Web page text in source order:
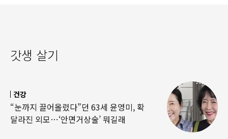
갓생 살기
건강
“눈까지 끌어올렸다”던 63세 윤영미, 확
달라진 외모…‘안면거상술’ 뭐길래